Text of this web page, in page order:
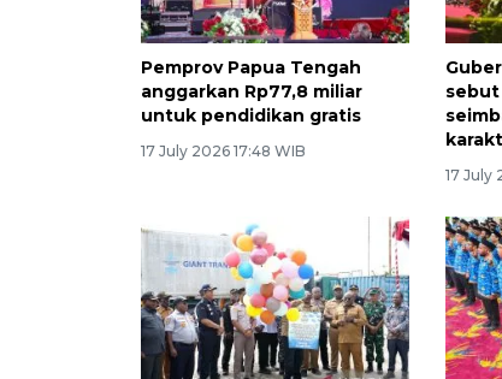
Pemprov Papua Tengah
anggarkan Rp77,8 miliar
untuk pendidikan gratis
17 July 2026 17:48 WIB
17 July